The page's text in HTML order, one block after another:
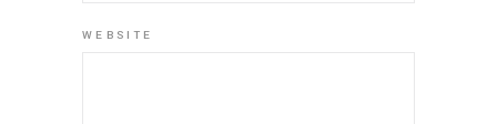
WEBSITE